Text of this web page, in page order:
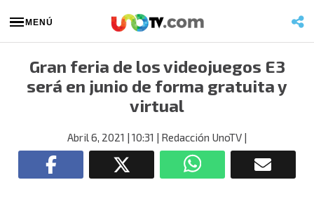
MENÚ
Gran feria de los videojuegos E3
será en junio de forma gratuita y
virtual
Abril 6, 2021 | 10:31 | Redacción UnoTV |